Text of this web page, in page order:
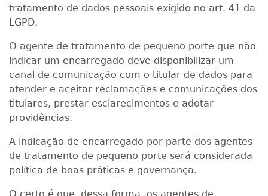
tratamento de dados pessoais exigido no art. 41 da
LGPD.
O agente de tratamento de pequeno porte que não
indicar um encarregado deve disponibilizar um
canal de comunicação com o titular de dados para
atender e aceitar reclamações e comunicações dos
titulares, prestar esclarecimentos e adotar
providências.
A indicação de encarregado por parte dos agentes
de tratamento de pequeno porte será considerada
política de boas práticas e governança.